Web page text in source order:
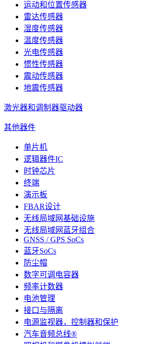
运动和位置传感器
雷达传感器
湿度传感器
温度传感器
光电传感器
惯性传感器
震动传感器
地震传感器
激光器和调制器驱动器
其他器件
单片机
逻辑器件IC
时钟芯片
终端
演示板
FBAR设计
无线局域网基础设施
无线局域网蓝牙组合
GNSS / GPS SoCs
蓝牙SoCs
防尘帽
数字可调电容器
频率计数器
电池管理
接口与隔离
电源监视器，控制器和保护
汽车音频总线®